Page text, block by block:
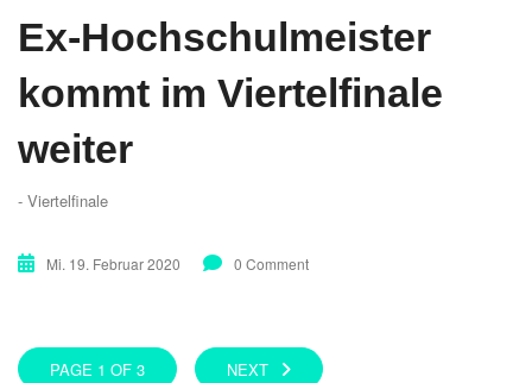
Ex-Hochschulmeister
kommt im Viertelfinale
weiter
- Viertelfinale
Mi. 19. Februar 2020 0 Comment
PAGE 1 OF 3 NEXT